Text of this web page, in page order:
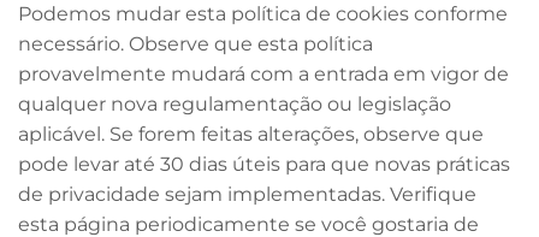
Podemos mudar esta política de cookies conforme
necessário. Observe que esta política
provavelmente mudará com a entrada em vigor de
qualquer nova regulamentação ou legislação
aplicável. Se forem feitas alterações, observe que
pode levar até 30 dias úteis para que novas práticas
de privacidade sejam implementadas. Verifique
esta página periodicamente se você gostaria de